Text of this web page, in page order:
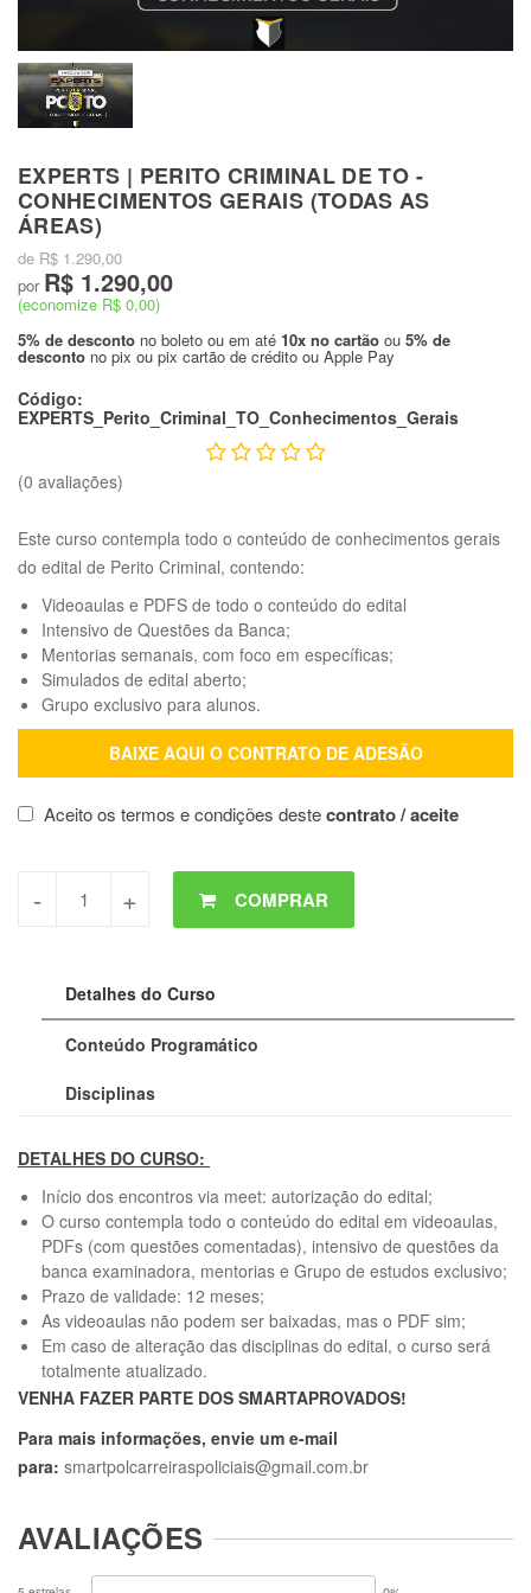
EXPERTS | PERITO CRIMINAL DE TO -
CONHECIMENTOS GERAIS (TODAS AS
ÁREAS)
de R$ 1.290,00
por R$ 1.290,00
(economize R$ 0,00)
5% de desconto no boleto ou em até 10x no cartão ou 5% de
desconto no pix ou pix cartão de crédito ou Apple Pay
Código:
EXPERTS_Perito_Criminal_TO_Conhecimentos_Gerais
(0 avaliações)
Este curso contempla todo o conteúdo de conhecimentos gerais
do edital de Perito Criminal, contendo:
Videoaulas e PDFS de todo o conteúdo do edital
Intensivo de Questões da Banca;
Mentorias semanais, com foco em específicas;
Simulados de edital aberto;
Grupo exclusivo para alunos.
BAIXE AQUI O CONTRATO DE ADESÃO
Aceito os termos e condições destecontrato / aceite
COMPRAR
Detalhes do Curso
Conteúdo Programático
Disciplinas
DETALHES DO CURSO:
Início dos encontros via meet: autorização do edital;
O curso contempla todo o conteúdo do edital em videoaulas,
PDFs (com questões comentadas), intensivo de questões da
banca examinadora, mentorias e Grupo de estudos exclusivo;
Prazo de validade: 12 meses;
As videoaulas não podem ser baixadas, mas o PDF sim;
Em caso de alteração das disciplinas do edital, o curso será
totalmente atualizado.
VENHA FAZER PARTE DOS SMARTAPROVADOS!
Para mais informações, envie um e-mail
para: smartpolcarreiraspoliciais@gmail.com.br
AVALIAÇÕES